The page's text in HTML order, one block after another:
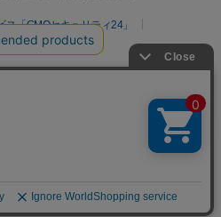
「GMOセキュリティ24」
スク診断